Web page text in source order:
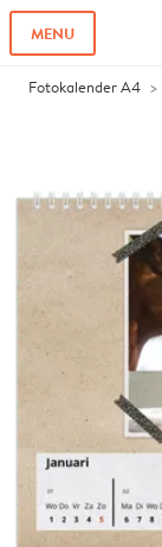
MENU
Fotokalender A4